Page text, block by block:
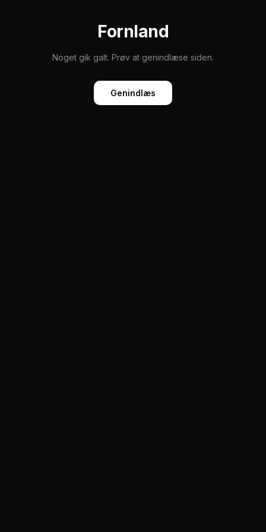
Fornland
Noget gik galt. Prøv at genindlæse siden.
Genindlæs